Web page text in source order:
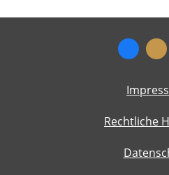
Rechtliche